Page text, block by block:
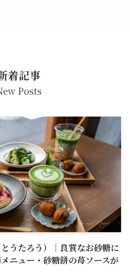
着記事
Posts
うたろう）｜良質なお砂糖に
ニュー・砂糖餅の苺ソースが